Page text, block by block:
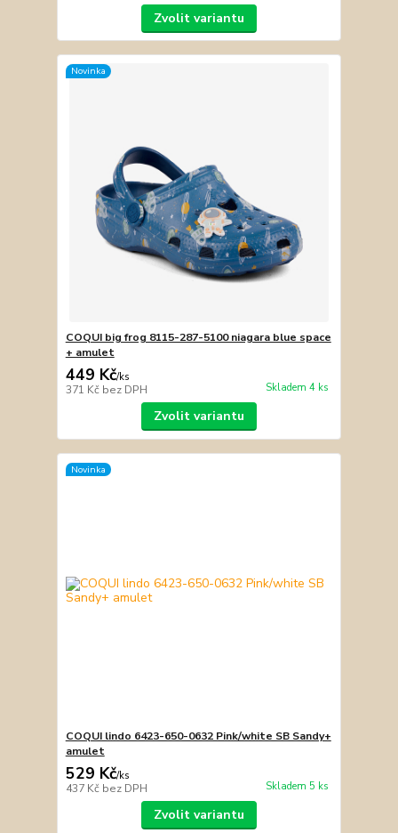
Zvolit variantu
Novinka
COQUI big frog 8115-287-5100 niagara blue space
+ amulet
449 Kč/ks
371 Kč bez DPH Skladem 4 ks
Zvolit variantu
Novinka
COQUI lindo 6423-650-0632 Pink/white SB Sandy+
amulet
529 Kč/ks
437 Kč bez DPH Skladem 5 ks
Zvolit variantu